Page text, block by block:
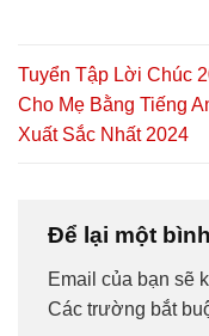
Tuyển Tập Lời Chúc
Cho Mẹ Bằng Tiếng
Xuất Sắc Nhất 2024
Để lại một
Email của bạn sẽ
Các trường bắt